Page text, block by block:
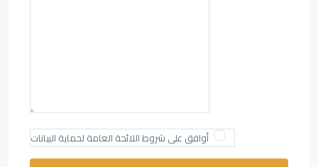
أوافق على شروط اللائحة العامة لحماية البيانات